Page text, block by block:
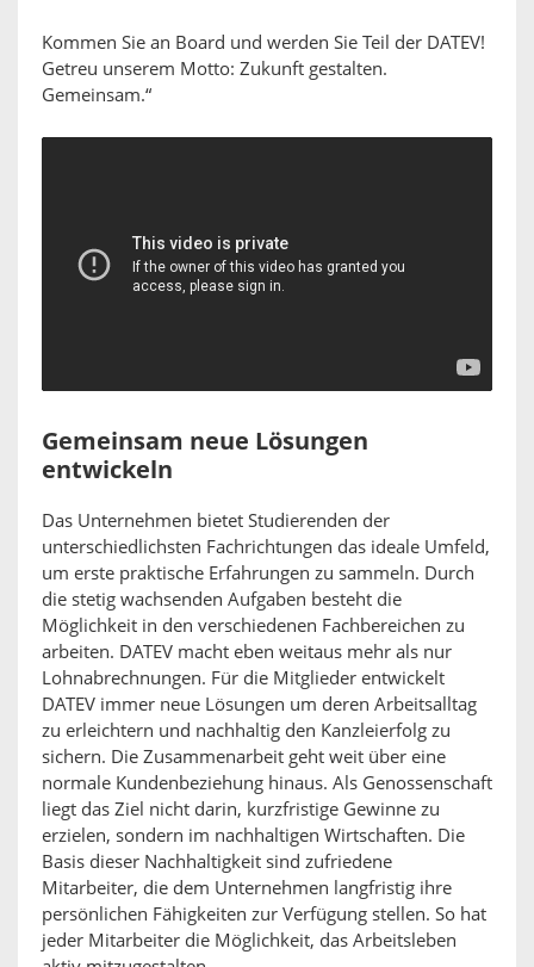
Kommen Sie an Board und werden Sie Teil der DATEV!
Getreu unserem Motto: Zukunft gestalten.
Gemeinsam.“
Gemeinsam neue Lösungen
entwickeln
Das Unternehmen bietet Studierenden der
unterschiedlichsten Fachrichtungen das ideale Umfeld,
um erste praktische Erfahrungen zu sammeln. Durch
die stetig wachsenden Aufgaben besteht die
Möglichkeit in den verschiedenen Fachbereichen zu
arbeiten. DATEV macht eben weitaus mehr als nur
Lohnabrechnungen. Für die Mitglieder entwickelt
DATEV immer neue Lösungen um deren Arbeitsalltag
zu erleichtern und nachhaltig den Kanzleierfolg zu
sichern. Die Zusammenarbeit geht weit über eine
normale Kundenbeziehung hinaus. Als Genossenschaft
liegt das Ziel nicht darin, kurzfristige Gewinne zu
erzielen, sondern im nachhaltigen Wirtschaften. Die
Basis dieser Nachhaltigkeit sind zufriedene
Mitarbeiter, die dem Unternehmen langfristig ihre
persönlichen Fähigkeiten zur Verfügung stellen. So hat
jeder Mitarbeiter die Möglichkeit, das Arbeitsleben